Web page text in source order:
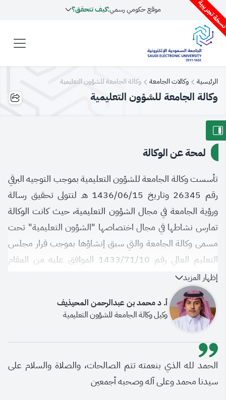
تجريبية موقع حكومي رسمي:كيف تتحقق؟
الرئيسية وكالات الجامعة وكالة الجامعة للشؤون التعليمية
وكالة الجامعة للشؤون التعليمية
لمحة عن الوكالة
​تأسست وكالة الجامعة للشؤون التعليمية بموجب التوجيه البرقي
رقم 26345 وتاريخ 1436/06/15 هـ لتتولى تحقيق رسالة
ورؤية الجامعة في مجال الشؤون التعليمية، حيث كانت الوكالة
تمارس نشاطها في مجال اختصاصها "الشؤون التعليمية" تحت
مسمى وكالة الجامعة والتي سبق إنشاؤها بموجب قرار مجلس
التعليم العالي رقم 1433/71/10 الموافق عليه من المقام
الشؤون التعليمية بالجامعة وكل ما يتعلق بالبنية التحية
الإلكترونية و تقنية المعلومات وتقنيات التعليم بالجامعة.
إظهار المزيد
أ. د محمد بن عبدالرحمن المحيذيف
وكيل وكالة الجامعة للشؤون التعليمية
الحمد لله الذي بنعمته تتم الصالحات، والصلاة والسلام على
سيدنا محمد وعلى آله وصحبه أجمعين